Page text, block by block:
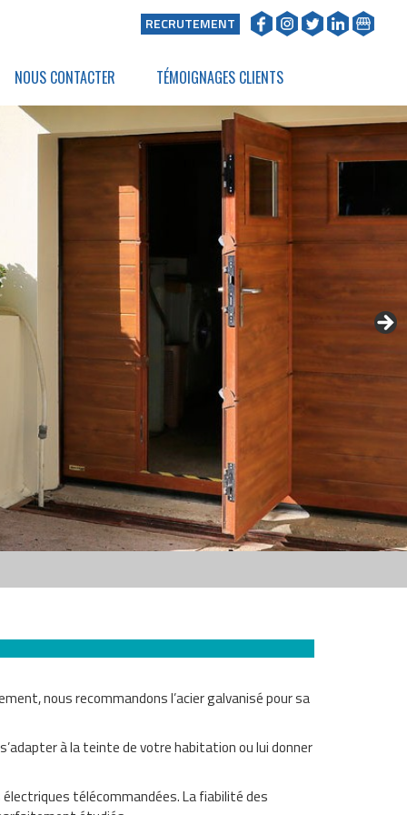
RECRUTEMENT
NOUS CONTACTER TÉMOIGNAGES CLIENTS
nous recommandons l’acier galvanisé pour sa
à la teinte de votre habitation ou lui donner
télécommandées. La fiabilité des